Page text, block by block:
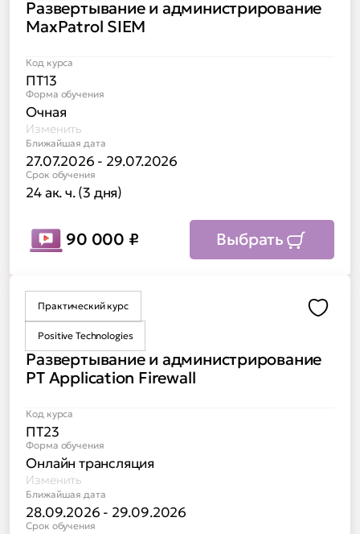
Развертывание и администрирование
MaxPatrol SIEM
Код курса
ПТ13
Форма обучения
Очная
Изменить
Ближайшая дата
27.07.2026 - 29.07.2026
Срок обучения
24 ак. ч. (3 дня)
90 000 ₽ Выбрать
Практический курс
Positive Technologies
Развертывание и администрирование
PT Application Firewall
Код курса
ПТ23
Форма обучения
Онлайн трансляция
Изменить
Ближайшая дата
28.09.2026 - 29.09.2026
Срок обучения